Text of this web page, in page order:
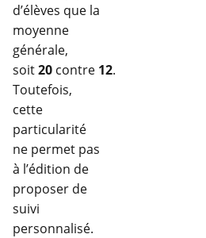
d’élèves que la
moyenne
générale,
soit20 contre 12.
Toutefois,
cette
particularité
ne permet pas
à l’édition de
proposer de
suivi
personnalisé.